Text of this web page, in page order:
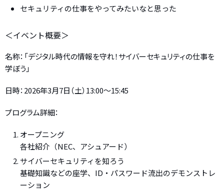
セキュリティの仕事をやってみたいなと思った
＜イベント概要＞
名称：「デジタル時代の情報を守れ！サイバーセキュリティの仕事を
学ぼう」
日時：2026年3月7日（土）13:00〜15:45
プログラム詳細：
オープニング
各社紹介（NEC、アシュアード）
サイバーセキュリティを知ろう
基礎知識などの座学、ID・パスワード流出のデモンストレ
ーション